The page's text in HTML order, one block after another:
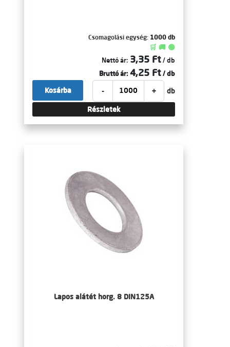
Csomagolási egység: 1000 db
🛒 🚚 🟢
Nettó ár: 3,35 Ft / db
Bruttó ár: 4,25 Ft / db
- + db
Kosárba
Részletek
Lapos alátét horg. 8 DIN125A